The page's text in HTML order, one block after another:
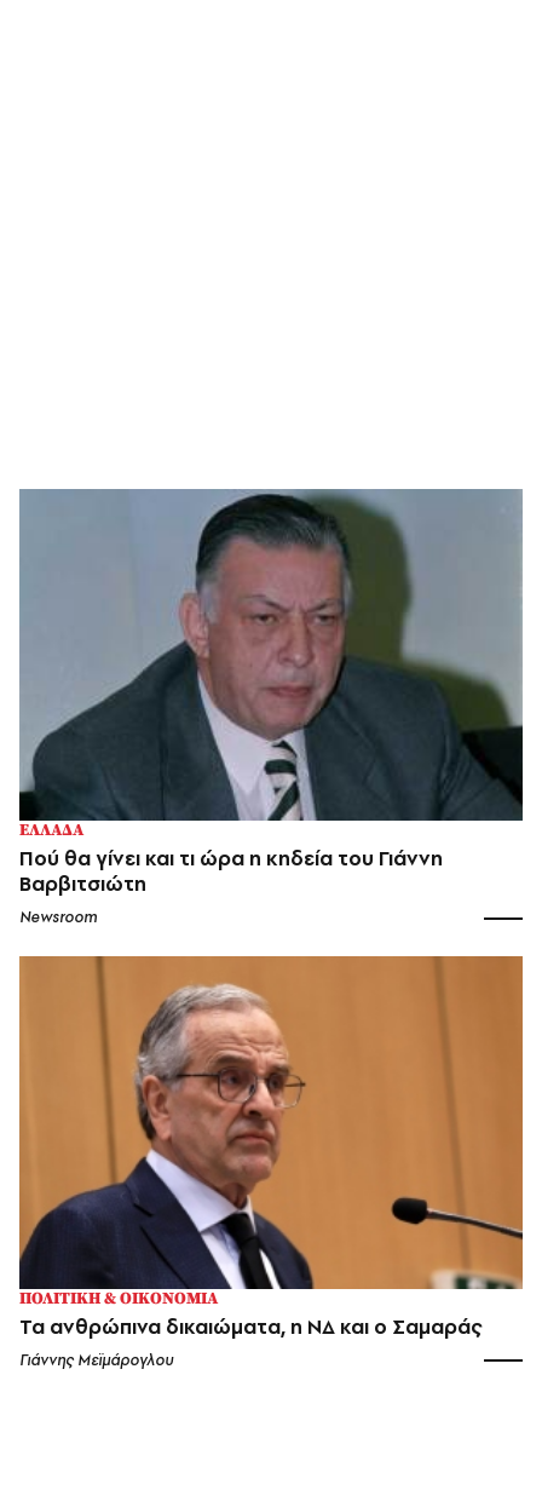
ΕΛΛΑΔΑ
Πού θα γίνει και τι ώρα η κηδεία του Γιάννη
Βαρβιτσιώτη
Newsroom
ΠΟΛΙΤΙΚΗ & ΟΙΚΟΝΟΜΙΑ
Τα ανθρώπινα δικαιώματα, η ΝΔ και ο Σαμαράς
Γιάννης Μεϊμάρογλου